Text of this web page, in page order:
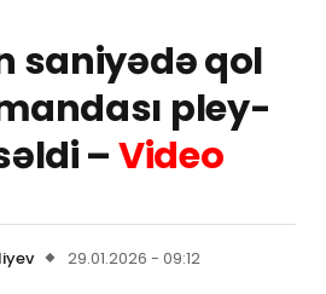
saniyədə qol
pley-
–Video
29.01.2026 - 09:12